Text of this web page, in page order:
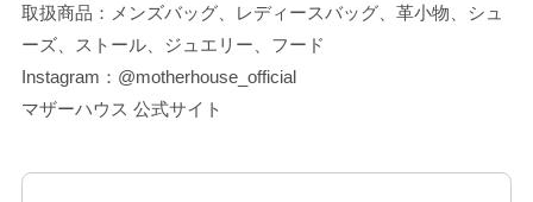
取扱商品：メンズバッグ、レディースバッグ、革小物、シュ
ーズ、ストール、ジュエリー、フード
Instagram： @motherhouse_official
マザーハウス 公式サイト